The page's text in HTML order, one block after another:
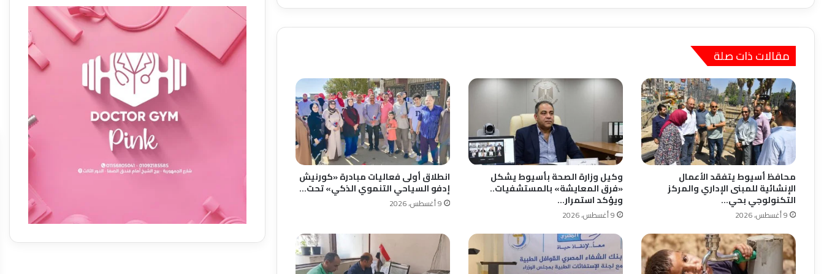
بجامعة
مقالات ذات صلة
محافظ أسيوط يتفقد الأعمال
الإنشائية للمبنى الإداري والمركز
التكنولوجي بحي…
9 أغسطس، 2026
وكيل وزارة الصحة بأسيوط يشكل
«فرق المعايشة» بالمستشفيات..
ويؤكد استمرار…
9 أغسطس، 2026
انطلاق أولى فعاليات مبادرة «كورنيش
إدفو السياحي التنموي الذكي» تحت…
9 أغسطس، 2026